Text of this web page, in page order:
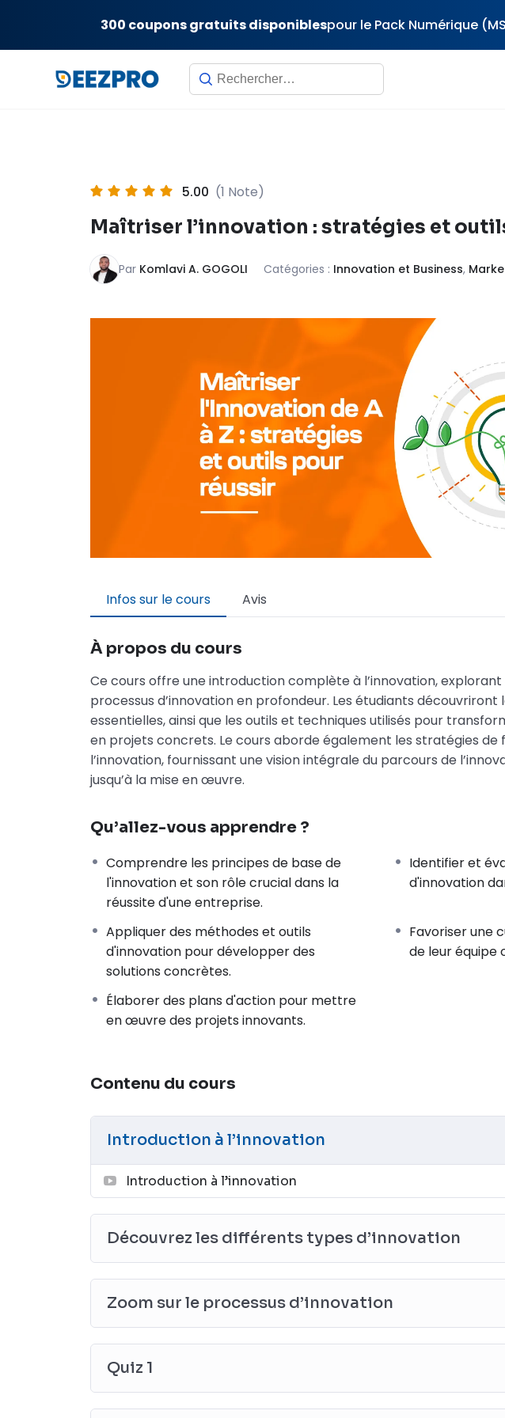
300 coupons gratuits disponiblespour le Pack Numérique
5.00 (1 Note)
Maîtriser l’innovation : stratégies et
Par Komlavi A. GOGOLI Catégories : Innovation et Business,
Infos sur le cours Avis
À propos du cours
Ce cours offre une introduction complète à l’innovation,
processus d’innovation en profondeur. Les étudiants découvriront
essentielles, ainsi que les outils et techniques utilisés pour
en projets concrets. Le cours aborde également les stratégies de
l’innovation, fournissant une vision intégrale du parcours de
jusqu’à la mise en œuvre.
Qu’allez-vous apprendre ?
Comprendre les principes de base de
l'innovation et son rôle crucial dans la
réussite d'une entreprise.
Identifier et
d'innovation
Appliquer des méthodes et outils
d'innovation pour développer des
solutions concrètes.
Favoriser une
de leur équipe
Élaborer des plans d'action pour mettre
en œuvre des projets innovants.
Contenu du cours
Introduction à l’innovation
Introduction à l’innovation
Découvrez les différents types d’innovation
Zoom sur le processus d’innovation
Quiz 1